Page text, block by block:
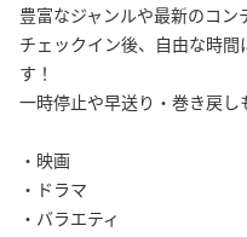
豊富なジャンルや最新のコン
チェックイン後、自由な時
す！
一時停止や早送り・巻き戻し
・映画
・ドラマ
・バラエティ